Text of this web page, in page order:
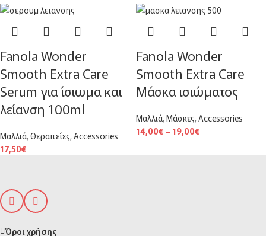
Fanola Wonder
Smooth Extra Care
Serum για ίσιωμα και
λείανση 100ml
Μαλλιά, Θεραπείες, Accessories
17,50€
Fanola Wonder
Smooth Extra Care
Μάσκα ισιώματος
Μαλλιά, Μάσκες, Accessories
14,00€ – 19,00€
Όροι χρήσης